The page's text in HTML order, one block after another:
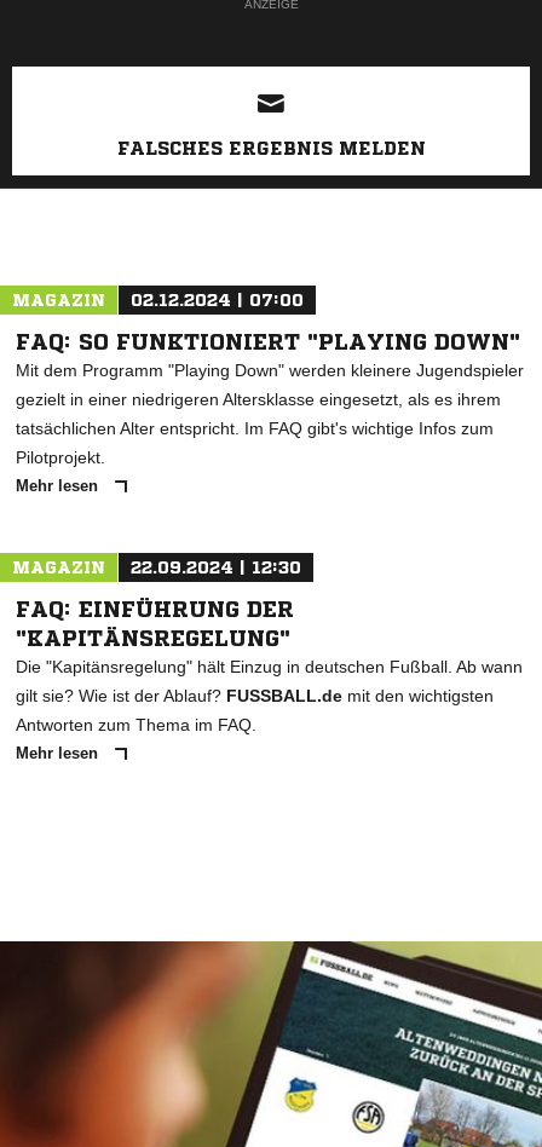
ANZEIGE
FALSCHES ERGEBNIS MELDEN
MAGAZIN 02.12.2024 | 07:00
FAQ: SO FUNKTIONIERT "PLAYING DOWN"
Mit dem Programm "Playing Down" werden kleinere Jugendspieler
gezielt in einer niedrigeren Altersklasse eingesetzt, als es ihrem
tatsächlichen Alter entspricht. Im FAQ gibt's wichtige Infos zum
Pilotprojekt.
Mehr lesen
MAGAZIN 22.09.2024 | 12:30
FAQ: EINFÜHRUNG DER
"KAPITÄNSREGELUNG"
Die "Kapitänsregelung" hält Einzug in deutschen Fußball. Ab wann
gilt sie? Wie ist der Ablauf? FUSSBALL.de mit den wichtigsten
Antworten zum Thema im FAQ.
Mehr lesen